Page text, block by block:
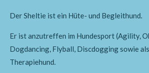
Der Sheltie ist ein Hüte- und Begleithund.
Er ist anzutreffen im Hundesport (Agility,
Dogdancing, Flyball, Discdogging sowie
Therapiehund.